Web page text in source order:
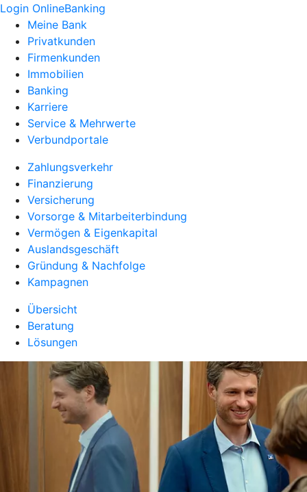
Login OnlineBanking
Meine Bank
Privatkunden
Firmenkunden
Immobilien
Banking
Karriere
Service & Mehrwerte
Verbundportale
Zahlungsverkehr
Finanzierung
Versicherung
Vorsorge & Mitarbeiterbindung
Vermögen & Eigenkapital
Auslandsgeschäft
Gründung & Nachfolge
Kampagnen
Übersicht
Beratung
Lösungen